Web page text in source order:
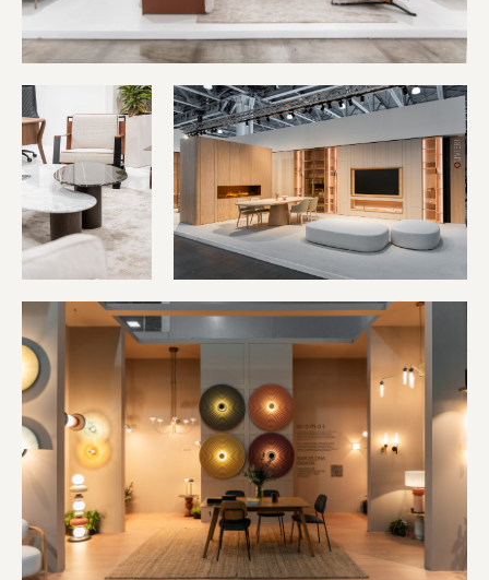
info@artdom-design.ru
+7 996 870 06 50
Пн-Пт 10:00-18:00 МСК.
ПОДПИСАТЬСЯ НА НОВОСТИ
Политика конфиденциальности
Cookie policy
Правила посещения
©2026 Все права защищены
Общество с ограниченной ответственностью
Большой Афанасьевский переулок 36, стр.
1, Москва, Центральный федеральный
округ 119019, Россия